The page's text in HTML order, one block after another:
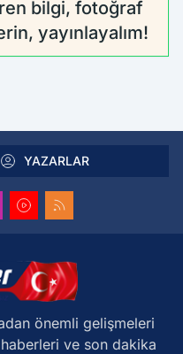
bilgi, fotoğraf
yayınlayalım!
YAZARLAR
önemli gelişmeleri
haberleri ve son dakika